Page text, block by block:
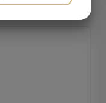
STATISTIK